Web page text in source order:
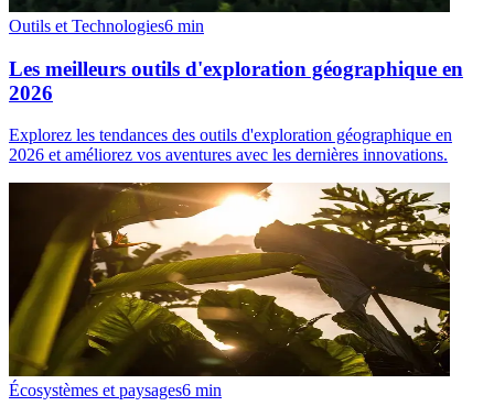
Outils et Technologies6 min
Les meilleurs outils d'exploration géographique en
2026
Explorez les tendances des outils d'exploration géographique en
2026 et améliorez vos aventures avec les dernières innovations.
Écosystèmes et paysages6 min